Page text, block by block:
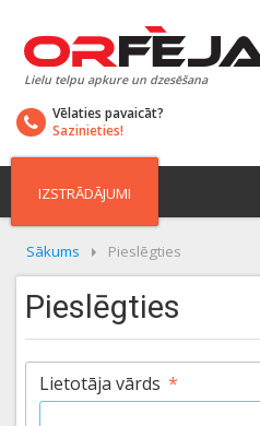
Lielu telpu apkure un dzesēšana
Vēlaties pavaicāt?
Sazinieties!
IZSTRĀDĀJUMI
Sākums Pieslēgties
Pieslēgties
Lietotāja vārds *